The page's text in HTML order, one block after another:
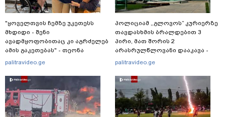
"ყოველთვის ჩემზე უკეთესს
მხდიდი - შენი
ავადმყოფობითაც კი აგრძელებ
ამის გაკეთებას" - თეონა
კონტრიძე მეუღლეს ემოციურ
palitravideo.ge
პოლიციამ ,,გლოვოს” კურიერზე
თავდასხმის ბრალდებით 3
პირი, მათ შორის 2
არასრულწლოვანი დააკავა -
შსს ინფორმაციას ავრცელებს
palitravideo.ge